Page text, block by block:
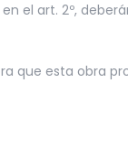
el art. 2º,
que esta obra